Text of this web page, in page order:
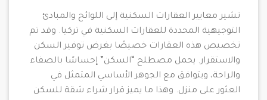
تشير معايير العقارات السكنية إلى اللوائح والمبادئ
التوجيهية المحددة للعقارات السكنية في تركيا. وقد تم
تخصيص هذه العقارات خصيصًا بغرض توفير السكن
والاستقرار. يحمل مصطلح “السكن” إحساسًا بالصفاء
والراحة، ويتوافق مع الجوهر الأساسي المتمثل في
العثور على منزل. وهذا ما يميز قرار شراء شقة للسكن